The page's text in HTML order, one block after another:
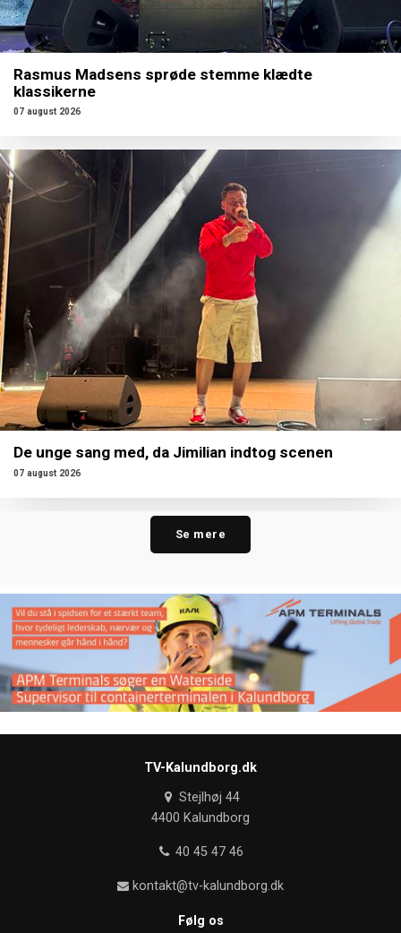
Rasmus Madsens sprøde stemme klædte
klassikerne
07 august 2026
De unge sang med, da Jimilian indtog scenen
07 august 2026
Se mere
TV-Kalundborg.dk
Stejlhøj 44
4400 Kalundborg
40 45 47 46
kontakt@tv-kalundborg.dk
Følg os